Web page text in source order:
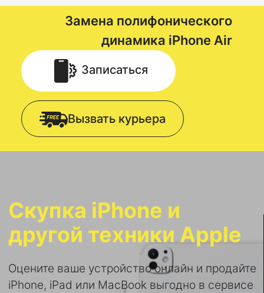
Замена полифонического
динамика iPhone Air
Записаться
Вызвать курьера
Скупка iPhone и
другой техники Apple
Оцените ваше устройство онлайн и продайте
iPhone, iPad или MacBook выгодно в сервисе